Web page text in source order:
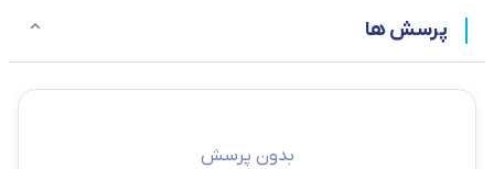
پرسش ها
بدون پرسش